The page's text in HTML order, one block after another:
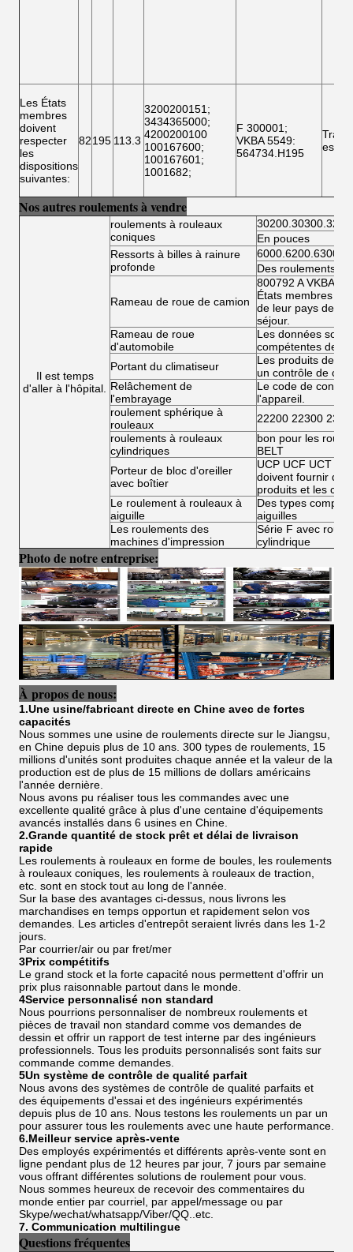
Les États
membres
doivent
respecter
les
dispositions
suivantes:
82195 113.3
3200200151 ;
3434365000;
4200200100
100167600;
100167601 ;
1001682;
F 300001 ;
VKBA 5549:
564734.H195
Nos autres roulements à vendre
Il est temps
d'aller à l'hôpital.
roulements à rouleaux
coniques
En pouces
Ressorts à billes à rainure
profonde
Des roulements à
Rameau de roue de camion
800792 A VKBA
États membres
de leur pays de
séjour.
Rameau de roue
d'automobile
Les données sont
compétentes de
Portant du climatiseur
Les produits de la
un contrôle de
Relâchement de
l'embrayage
Le code de
l'appareil.
roulement sphérique à
rouleaux
22200 22300
roulements à rouleaux
cylindriques
bon pour les
BELT
Porteur de bloc d'oreiller
avec boîtier
UCP UCF UCT
doivent fournir
produits et les
Le roulement à rouleaux à
aiguille
Des types
aiguilles
Les roulements des
machines d'impression
Série F avec
cylindrique
Photo de notre entreprise:
À propos de nous:
1.Une usine/fabricant directe en Chine avec de fortes
capacités
Nous sommes une usine de roulements directe sur le Jiangsu,
en Chine depuis plus de 10 ans. 300 types de roulements, 15
millions d'unités sont produites chaque année et la valeur de la
production est de plus de 15 millions de dollars américains
l'année dernière.
Nous avons pu réaliser tous les commandes avec une
excellente qualité grâce à plus d'une centaine d'équipements
avancés installés dans 6 usines en Chine.
2.Grande quantité de stock prêt et délai de livraison
rapide
Les roulements à rouleaux en forme de boules, les roulements
à rouleaux coniques, les roulements à rouleaux de traction,
etc. sont en stock tout au long de l'année.
Sur la base des avantages ci-dessus, nous livrons les
marchandises en temps opportun et rapidement selon vos
demandes. Les articles d'entrepôt seraient livrés dans les 1-2
jours.
Par courrier/air ou par fret/mer
3Prix compétitifs
Le grand stock et la forte capacité nous permettent d'offrir un
prix plus raisonnable partout dans le monde.
4Service personnalisé non standard
Nous pourrions personnaliser de nombreux roulements et
pièces de travail non standard comme vos demandes de
dessin et offrir un rapport de test interne par des ingénieurs
professionnels. Tous les produits personnalisés sont faits sur
commande comme demandes.
5Un système de contrôle de qualité parfait
Nous avons des systèmes de contrôle de qualité parfaits et
des équipements d'essai et des ingénieurs expérimentés
depuis plus de 10 ans. Nous testons les roulements un par un
pour assurer tous les roulements avec une haute performance.
6.Meilleur service après-vente
Des employés expérimentés et différents après-vente sont en
ligne pendant plus de 12 heures par jour, 7 jours par semaine
vous offrant différentes solutions de roulement pour vous.
Nous sommes heureux de recevoir des commentaires du
monde entier par courriel, par appel/message ou par
Skype/wechat/whatsapp/Viber/QQ..etc.
7. Communication multilingue
Questions fréquentes